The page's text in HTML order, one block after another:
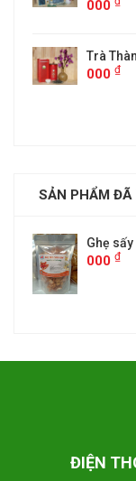
000
Trà
000 ₫
SẢN PHẨM ĐÃ
Ghẹ
000 ₫
ĐIỆN